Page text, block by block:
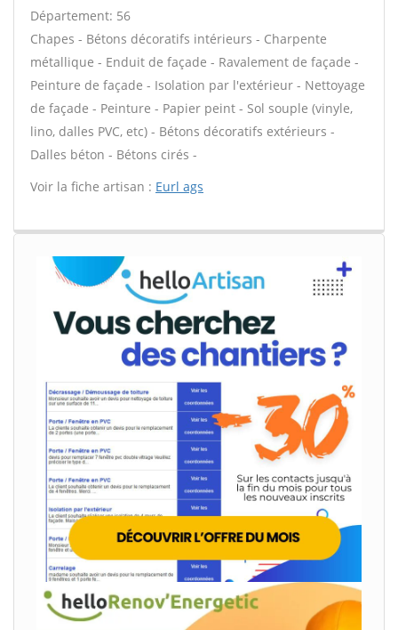
Département: 56
Chapes - Bétons décoratifs intérieurs - Charpente
métallique - Enduit de façade - Ravalement de façade -
Peinture de façade - Isolation par l'extérieur - Nettoyage
de façade - Peinture - Papier peint - Sol souple (vinyle,
lino, dalles PVC, etc) - Bétons décoratifs extérieurs -
Dalles béton - Bétons cirés -
Voir la fiche artisan : Eurl ags